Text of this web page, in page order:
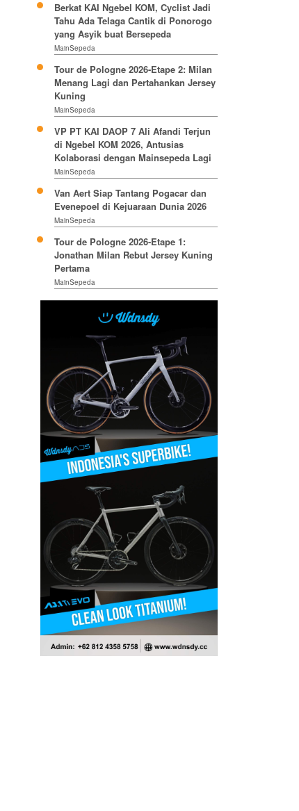
Berkat KAI Ngebel KOM, Cyclist Jadi
Tahu Ada Telaga Cantik di Ponorogo
yang Asyik buat Bersepeda
MainSepeda
Tour de Pologne 2026-Etape 2: Milan
Menang Lagi dan Pertahankan Jersey
Kuning
MainSepeda
VP PT KAI DAOP 7 Ali Afandi Terjun
di Ngebel KOM 2026, Antusias
Kolaborasi dengan Mainsepeda Lagi
MainSepeda
Van Aert Siap Tantang Pogacar dan
Evenepoel di Kejuaraan Dunia 2026
MainSepeda
Tour de Pologne 2026-Etape 1:
Jonathan Milan Rebut Jersey Kuning
Pertama
MainSepeda